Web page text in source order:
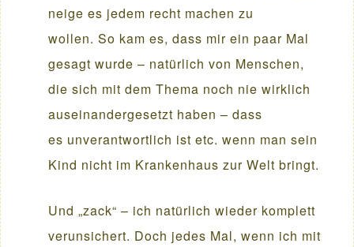
neige es jedem recht machen zu
wollen. So kam es, dass mir ein paar Mal
gesagt wurde – natürlich von Menschen,
die sich mit dem Thema noch nie wirklich
auseinandergesetzt haben – dass
es unverantwortlich ist etc. wenn man sein
Kind nicht im Krankenhaus zur Welt bringt.
Und „zack“ – ich natürlich wieder komplett
verunsichert. Doch jedes Mal, wenn ich mit